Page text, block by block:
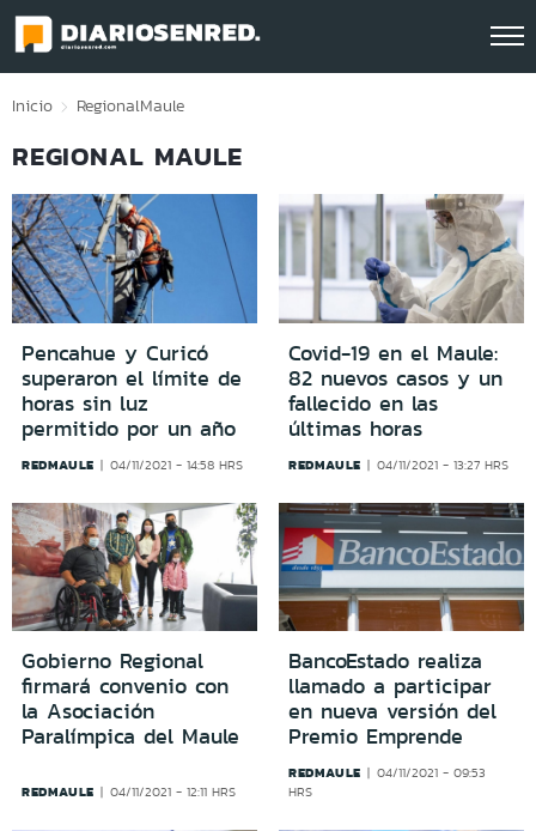
Click acá para ir directamente al contenido
Inicio RegionalMaule
REGIONAL MAULE
Pencahue y Curicó
superaron el límite de
horas sin luz
permitido por un año
REDMAULE 04/11/2021 - 14:58 HRS
Covid-19 en el Maule:
82 nuevos casos y un
fallecido en las
últimas horas
REDMAULE 04/11/2021 - 13:27 HRS
Gobierno Regional
firmará convenio con
la Asociación
Paralímpica del Maule
REDMAULE 04/11/2021 - 12:11 HRS
BancoEstado realiza
llamado a participar
en nueva versión del
Premio Emprende
REDMAULE
04/11/2021 - 09:53
HRS